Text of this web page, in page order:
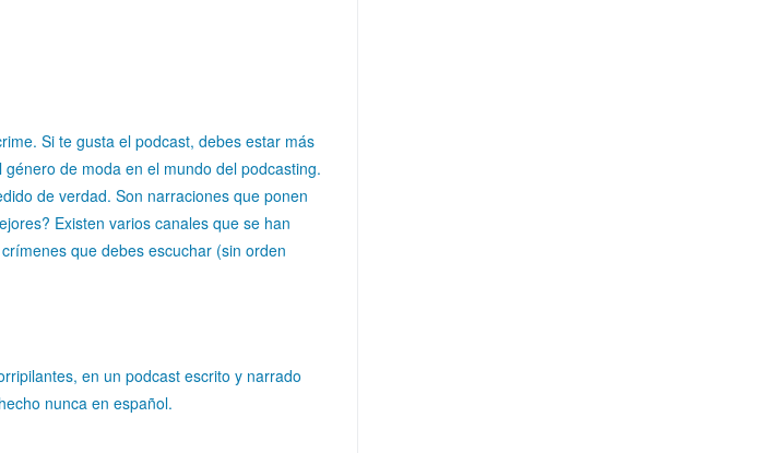
Si te gusta el podcast, debes estar más
de moda en el mundo del podcasting.
de verdad. Son narraciones que ponen
Existen varios canales que se han
que debes escuchar (sin orden
en un podcast escrito y narrado
nunca en español.